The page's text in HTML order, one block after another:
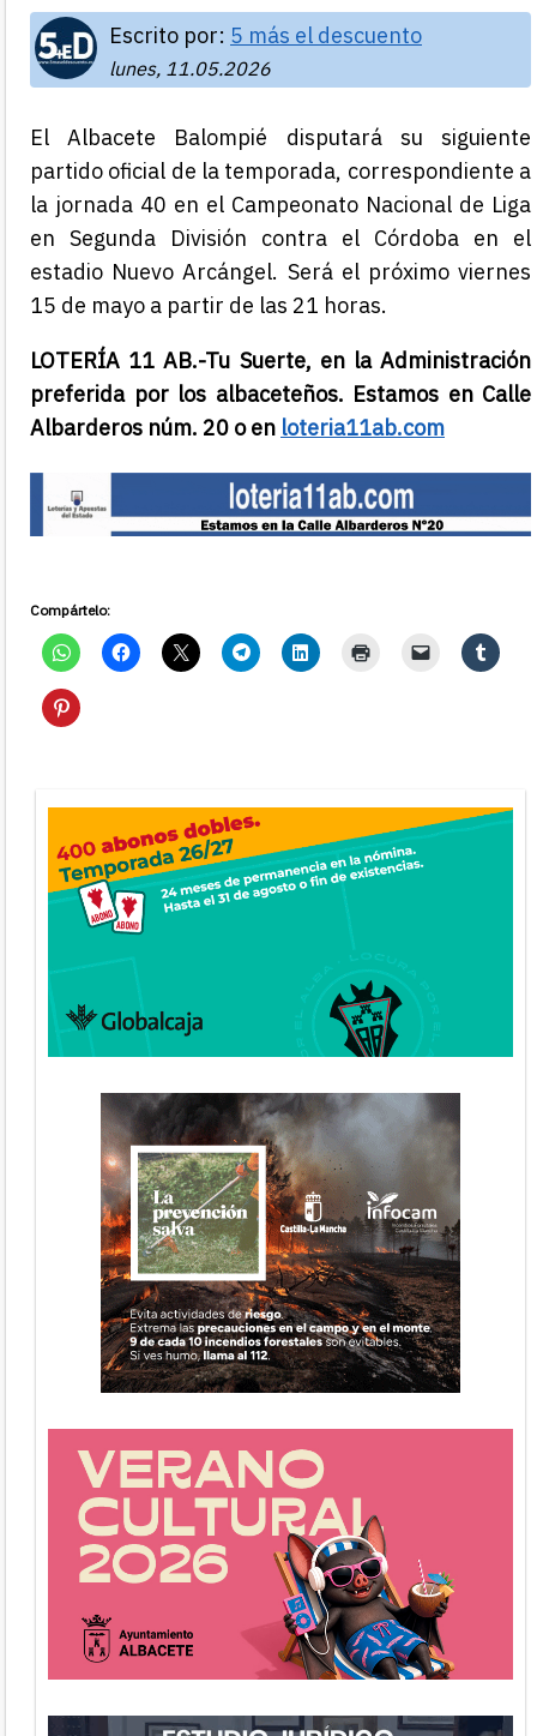
Escrito por: 5 más el descuento
lunes, 11.05.2026
El Albacete Balompié disputará su siguiente
partido oficial de la temporada, correspondiente a
la jornada 40 en el Campeonato Nacional de Liga
en Segunda División contra el Córdoba en el
estadio Nuevo Arcángel. Será el próximo viernes
15 de mayo a partir de las 21 horas.
LOTERÍA 11 AB.-Tu Suerte, en la Administración
preferida por los albaceteños. Estamos en Calle
Albarderos núm. 20 o en loteria11ab.com
Compártelo: